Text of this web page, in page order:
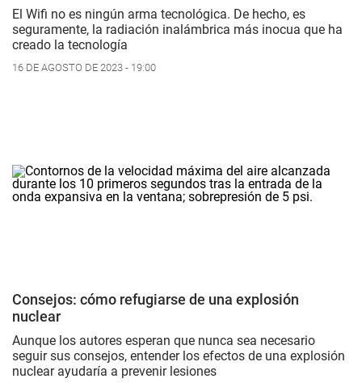
El Wifi no es ningún arma tecnológica. De hecho, es
seguramente, la radiación inalámbrica más inocua que ha
creado la tecnología
16 DE AGOSTO DE 2023 - 19:00
Consejos: cómo refugiarse de una explosión
nuclear
Aunque los autores esperan que nunca sea necesario
seguir sus consejos, entender los efectos de una explosión
nuclear ayudaría a prevenir lesiones